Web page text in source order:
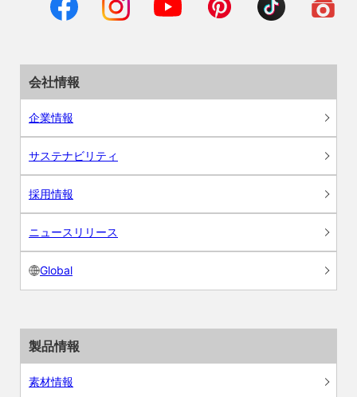
会社情報
企業情報
サステナビリティ
採用情報
ニュースリリース
Global
製品情報
素材情報